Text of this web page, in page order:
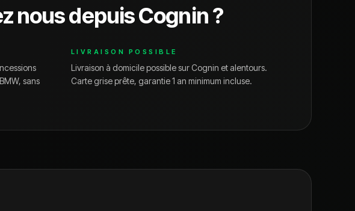
nous depuisCognin?
BMW, sans
LIVRAISON POSSIBLE
Livraison à domicile possible surCognin et alentours.
Carte grise prête, garantie 1 an minimum incluse.